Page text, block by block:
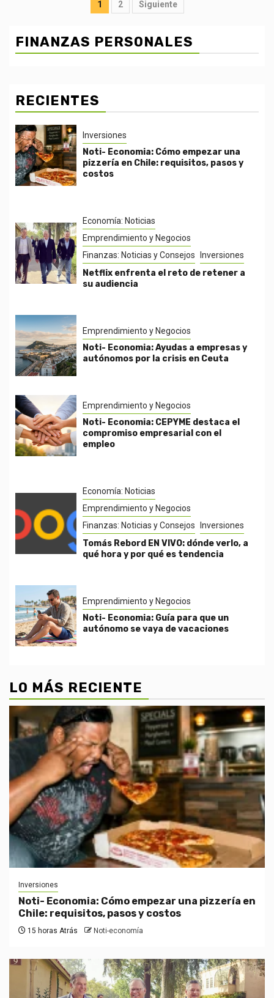
1 2 Siguiente
FINANZAS PERSONALES
RECIENTES
Inversiones
Noti- Economia: Cómo empezar una
pizzería en Chile: requisitos, pasos y
costos
Economía: Noticias
Emprendimiento y Negocios
Finanzas: Noticias y Consejos
Inversiones
Netflix enfrenta el reto de retener a
su audiencia
Emprendimiento y Negocios
Noti- Economia: Ayudas a empresas y
autónomos por la crisis en Ceuta
Emprendimiento y Negocios
Noti- Economia: CEPYME destaca el
compromiso empresarial con el
empleo
Economía: Noticias
Emprendimiento y Negocios
Finanzas: Noticias y Consejos
Inversiones
Tomás Rebord EN VIVO: dónde verlo, a
qué hora y por qué es tendencia
Emprendimiento y Negocios
Noti- Economia: Guía para que un
autónomo se vaya de vacaciones
LO MÁS RECIENTE
Inversiones
Noti- Economia: Cómo empezar una pizzería en
Chile: requisitos, pasos y costos
15 horas Atrás Noti-economía